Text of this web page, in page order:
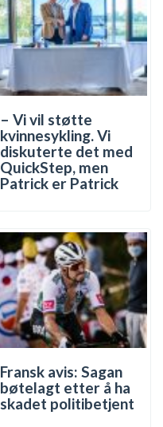
– Vi vil støtte
kvinnesykling. Vi
diskuterte det med
QuickStep, men
Patrick er Patrick
Fransk avis: Sagan
bøtelagt etter å ha
skadet politibetjent